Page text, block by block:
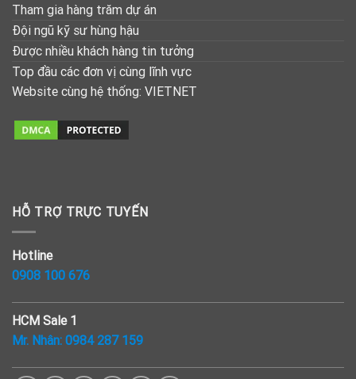
Tham gia hàng trăm dự án
Đội ngũ kỹ sư hùng hậu
Được nhiều khách hàng tin tưởng
Top đầu các đơn vị cùng lĩnh vực
Website cùng hệ thống: VIETNET
HỖ TRỢ TRỰC TUYẾN
Hotline
0908 100 676
HCM Sale 1
Mr. Nhân: 0984 287 159